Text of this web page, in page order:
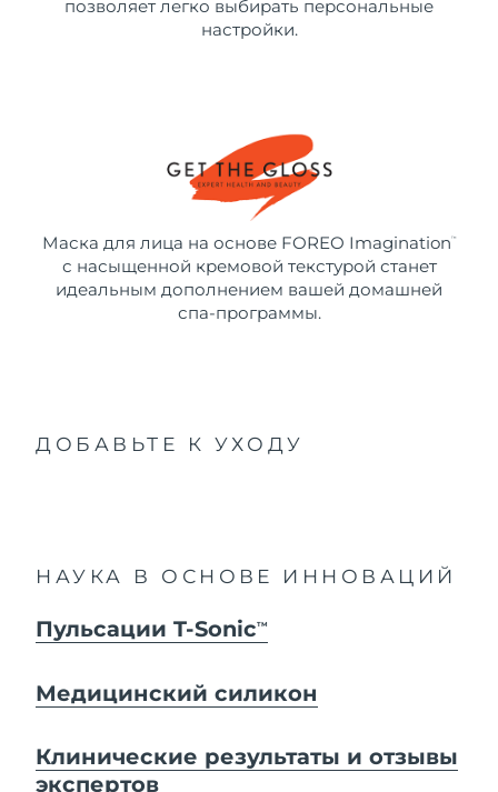
позволяет легко выбирать персональные
настройки.
Маска для лица на основе FOREO Imagination ™
с насыщенной кремовой текстурой станет
идеальным дополнением вашей домашней
спа-программы.
ДОБАВЬТЕ К УХОДУ
НАУКА В ОСНОВЕ ИННОВАЦИЙ
Пульсации T-SonicTM
Медицинский силикон
Клинические результаты и отзывы
экспертов